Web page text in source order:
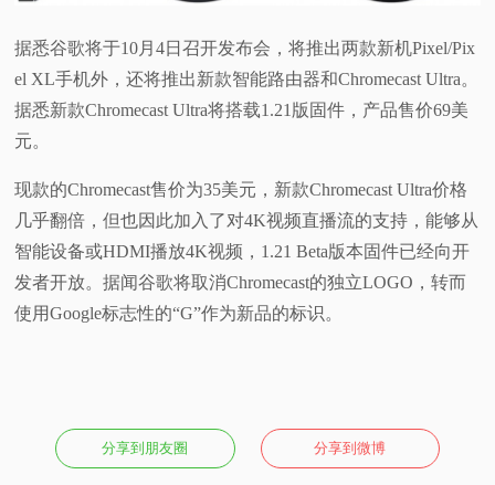
科
普
体
验
专
据悉谷歌将于10月4日召开发布会，将推出两款新机Pixel/Pix
el XL手机外，还将推出新款智能路由器和Chromecast Ultra。
据悉新款Chromecast Ultra将搭载1.21版固件，产品售价69美
元。
现款的Chromecast售价为35美元，新款Chromecast Ultra价格
几乎翻倍，但也因此加入了对4K视频直播流的支持，能够从
智能设备或HDMI播放4K视频，1.21 Beta版本固件已经向开
发者开放。据闻谷歌将取消Chromecast的独立LOGO，转而
使用Google标志性的“G”作为新品的标识。
分享到朋友圈 分享到微博